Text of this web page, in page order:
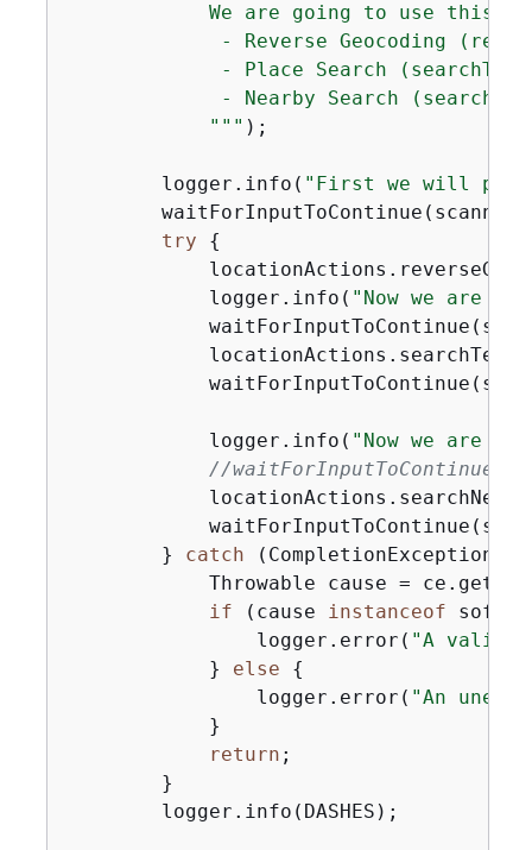
We are going to use this
- Reverse Geocoding
- Place Search
- Nearby Search
            "
"" );
        logger.info(
"First we will
try
{
            logger.info(
"Now we are
            locationActions.searchText(
            logger.info(
"Now we are
//
        }
catch (CompletionException
Throwable cause =
if (cause instanceof
                logger.error(
"A
            }
else
{
                logger.error(
"An
            }
return ;
        }
        logger.info(DASHES);